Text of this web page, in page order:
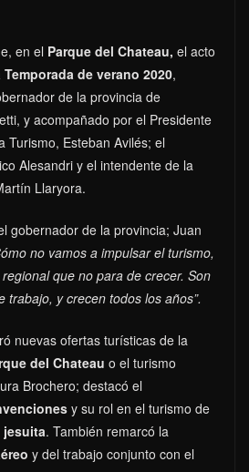
en el Parque del Chateau, el acto
de verano 2020,
de la provincia de
y acompañado por el Presidente
Turismo, Esteban Avilés; el
Alesandri y el intendente de la
Llaryora.
gobernador de la provincia; Juan
no vamos a impulsar el turismo,
que no para de crecer. Son
trabajo, y crecen todos los años”.
nuevas ofertas turísticas de la
del Chateau o el turismo
Brochero; destacó el
y su rol en el turismo de
jesuita. También remarcó la
y del trabajo conjunto con el